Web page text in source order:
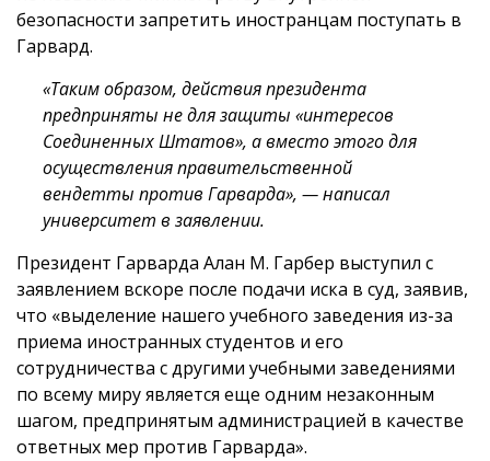
безопасности запретить иностранцам поступать в
Гарвард.
«Таким образом, действия президента
предприняты не для защиты «интересов
Соединенных Штатов», а вместо этого для
осуществления правительственной
вендетты против Гарварда», — написал
университет в заявлении.
Президент Гарварда Алан М. Гарбер выступил с
заявлением вскоре после подачи иска в суд, заявив,
что «выделение нашего учебного заведения из-за
приема иностранных студентов и его
сотрудничества с другими учебными заведениями
по всему миру является еще одним незаконным
шагом, предпринятым администрацией в качестве
ответных мер против Гарварда».